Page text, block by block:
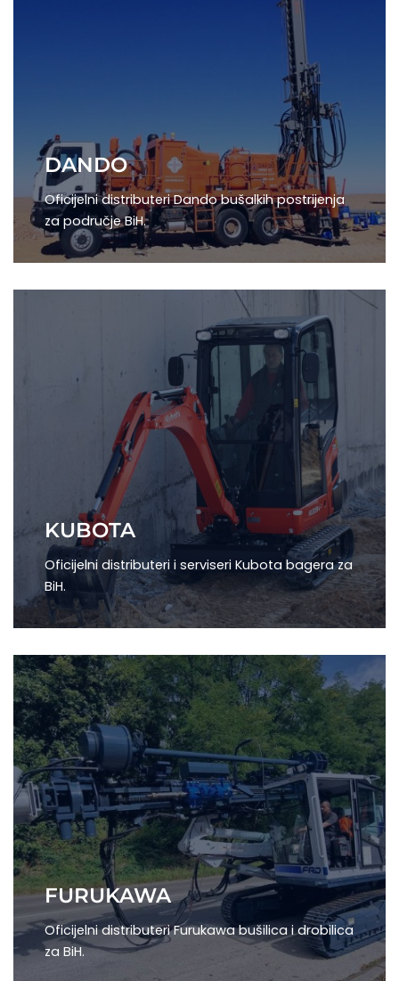
DANDO
Oficijelni distributeri Dando bušalkih postrijenja
za područje BiH.
KUBOTA
Oficijelni distributeri i serviseri Kubota bagera za
BiH.
FURUKAWA
Oficijelni distributeri Furukawa bušilica i drobilica
za BiH.